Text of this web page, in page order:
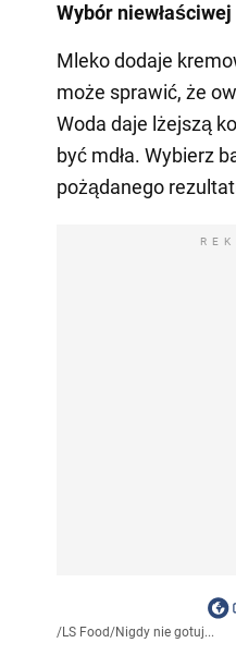
Wybór niewłaściwej
Mleko dodaje
może sprawić, że
Woda daje lżejszą
być mdła. Wybierz
pożądanego
/LS Food/Nigdy nie gotuj...